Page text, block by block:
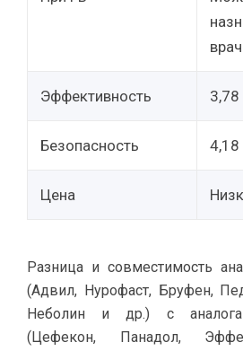
Эффективность 3,78
Безопасность 4,18
Цена
Разница и совместимость
(Адвил, Нурофаст, Бруфен,
Неболин и др.) с
(Цефекон, Панадол,